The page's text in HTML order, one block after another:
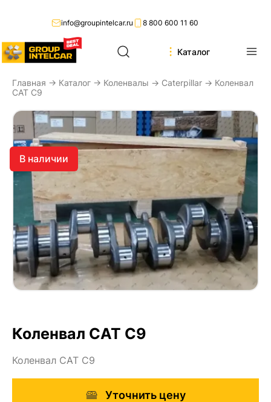
8 800 600 11 60
info@groupintelcar.ru
Каталог
Главная → Каталог → Коленвалы → Caterpillar → Коленвал
CAT C9
В наличии
Коленвал CAT C9
Коленвал CAT C9
Уточнить цену